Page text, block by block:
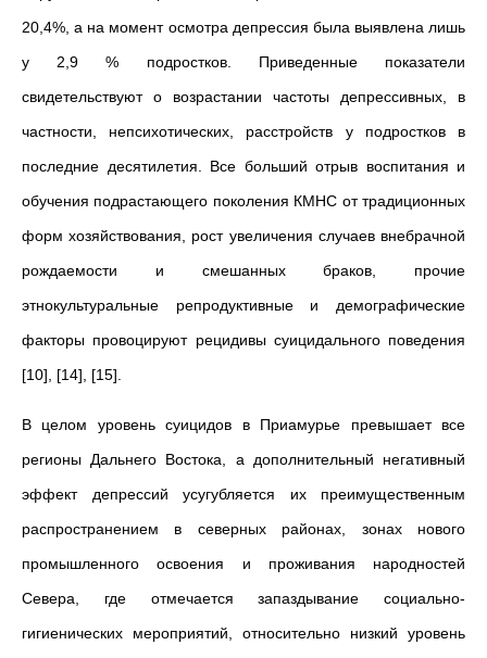
20,4%, а на момент осмотра депрессия была выявлена лишь
у 2,9 % подростков. Приведенные показатели
свидетельствуют о возрастании частоты депрессивных, в
частности, непсихотических, расстройств у подростков в
последние десятилетия. Все больший отрыв воспитания и
обучения подрастающего поколения КМНС от традиционных
форм хозяйствования, рост увеличения случаев внебрачной
рождаемости и смешанных браков, прочие
этнокультуральные репродуктивные и демографические
факторы провоцируют рецидивы суицидального поведения
[10], [14], [15].
В целом уровень суицидов в Приамурье превышает все
регионы Дальнего Востока, а дополнительный негативный
эффект депрессий усугубляется их преимущественным
распространением в северных районах, зонах нового
промышленного освоения и проживания народностей
Севера, где отмечается запаздывание социально-
гигиенических мероприятий, относительно низкий уровень